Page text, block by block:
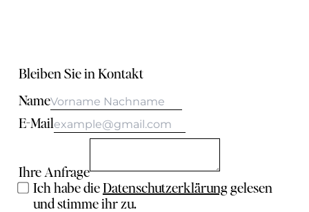
Bleiben Sie in Kontakt
Name
E-Mail
Ihre Anfrage
Ich habe die Datenschutzerklärunggelesen
und stimme ihr zu.